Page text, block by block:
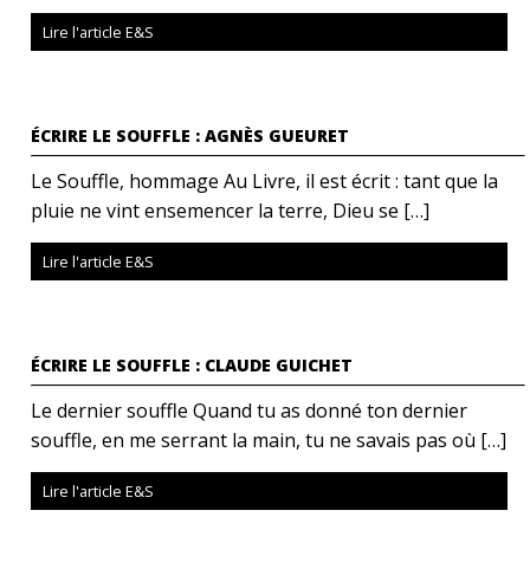
Lire l'article E&S
ÉCRIRE LE SOUFFLE : AGNÈS GUEURET
Le Souffle, hommage Au Livre, il est écrit : tant que la
pluie ne vint ensemencer la terre, Dieu se […]
Lire l'article E&S
ÉCRIRE LE SOUFFLE : CLAUDE GUICHET
Le dernier souffle Quand tu as donné ton dernier
souffle, en me serrant la main, tu ne savais pas où […]
Lire l'article E&S